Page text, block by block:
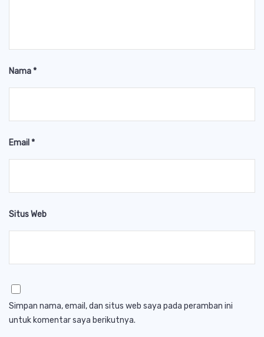
Nama*
Email *
Situs Web
Simpan nama, email, dan situs web saya pada peramban ini
untuk komentar saya berikutnya.